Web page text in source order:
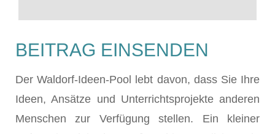
BEITRAG EINSENDEN
Der Waldorf-Ideen-Pool lebt davon, dass Sie Ihre
Ideen, Ansätze und Unterrichtsprojekte anderen
Menschen zur Verfügung stellen. Ein kleiner